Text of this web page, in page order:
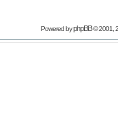
Powered byphpBB© 2001,